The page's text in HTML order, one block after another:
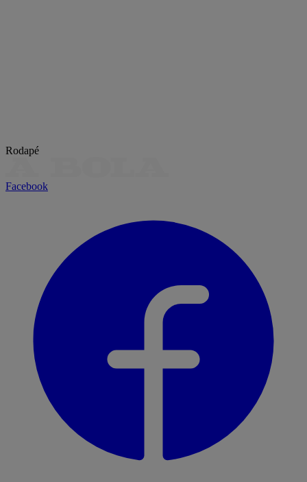
Rodapé
Facebook